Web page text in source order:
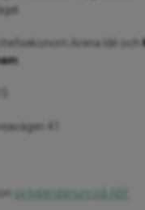
chefsekonom Arena Idé och
41
se kalendarium på ABF